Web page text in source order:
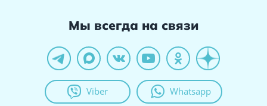
Мы всегда на связи
Viber Whatsapp